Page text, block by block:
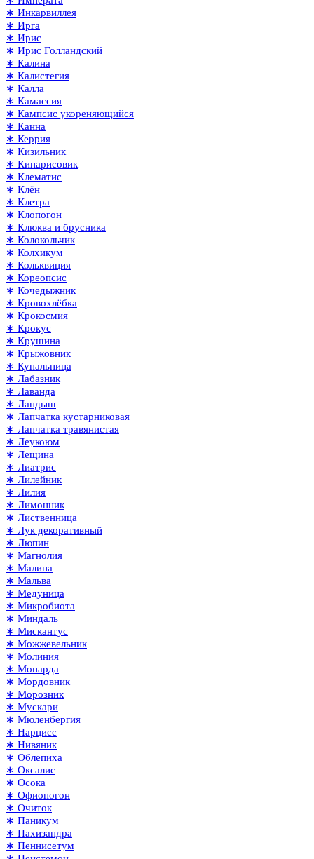
∗ Инкарвиллея
∗ Ирга
∗ Ирис
∗ Ирис Голландский
∗ Калина
∗ Калистегия
∗ Калла
∗ Камассия
∗ Кампсис укореняющийся
∗ Канна
∗ Керрия
∗ Кизильник
∗ Кипарисовик
∗ Клематис
∗ Клён
∗ Клетра
∗ Клопогон
∗ Клюква и брусника
∗ Колокольчик
∗ Колхикум
∗ Кольквиция
∗ Кореопсис
∗ Кочедыжник
∗ Кровохлёбка
∗ Крокосмия
∗ Крокус
∗ Крушина
∗ Крыжовник
∗ Купальница
∗ Лабазник
∗ Лаванда
∗ Ландыш
∗ Лапчатка кустарниковая
∗ Лапчатка травянистая
∗ Леукоюм
∗ Лещина
∗ Лиатрис
∗ Лилейник
∗ Лилия
∗ Лимонник
∗ Лиственница
∗ Лук декоративный
∗ Люпин
∗ Магнолия
∗ Малина
∗ Мальва
∗ Медуница
∗ Микробиота
∗ Миндаль
∗ Мискантус
∗ Можжевельник
∗ Молиния
∗ Монарда
∗ Мордовник
∗ Морозник
∗ Мускари
∗ Мюленбергия
∗ Нарцисс
∗ Нивяник
∗ Облепиха
∗ Оксалис
∗ Осока
∗ Офиопогон
∗ Очиток
∗ Паникум
∗ Пахизандра
∗ Пеннисетум